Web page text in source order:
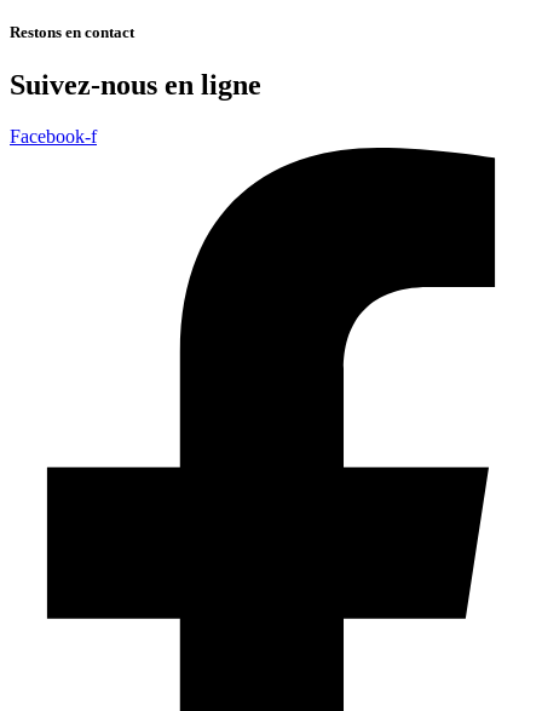
Restons en contact
Suivez-nous en ligne
Facebook-f